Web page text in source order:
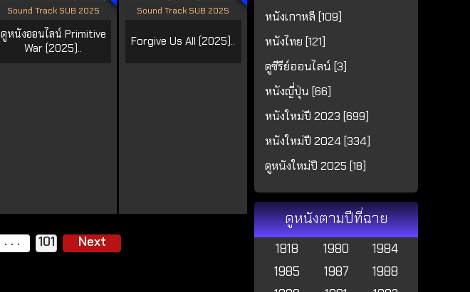
Sound Track SUB 2025
ดูหนังออนไลน์ Primitive
War (2025)..
Sound Track SUB 2025
Forgive Us All (2025)..
. . . 101 Next
หนังเกาหลี [109]
หนังไทย [121]
ดูซีรีย์ออนไลน์ [3]
หนังญี่ปุ่น [66]
หนังใหม่ปี 2023 [699]
หนังใหม่ปี 2024 [334]
ดูหนังใหม่ปี 2025 [18]
ดูหนังตามปีที่ฉาย
1818 1980
1984
1985
1987
1988